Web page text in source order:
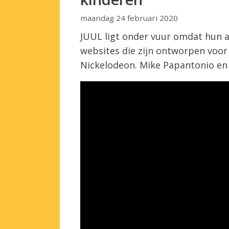
maandag 24 februari 2020
JUUL ligt onder vuur omdat hun
websites die zijn ontworpen
Nickelodeon. Mike Papantonio